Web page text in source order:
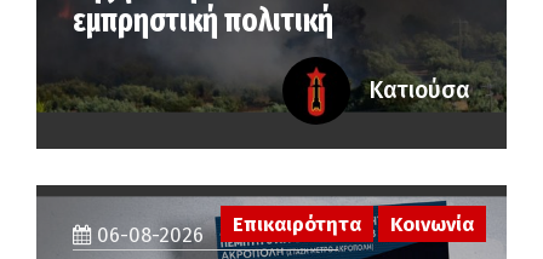
εμπρηστική πολιτική
Κατιούσα
06-08-2026
Επικαιρότητα Κοινωνία